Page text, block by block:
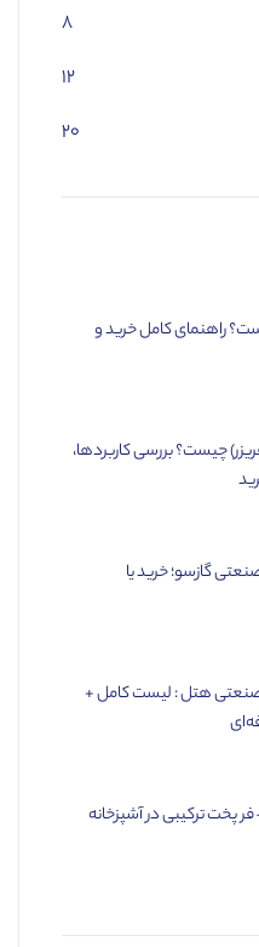
۸
۱۲
۲۰
راهنمای کامل خرید و
چیست؟ بررسی کاربردها،
گازسو؛ خرید یا
صنعتی هتل : لیست کامل +
پخت ترکیبی در آشپزخانه